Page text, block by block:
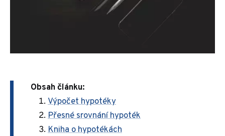
Obsah článku:
Výpočet hypotéky
Přesné srovnání hypoték
Kniha o hypotékách